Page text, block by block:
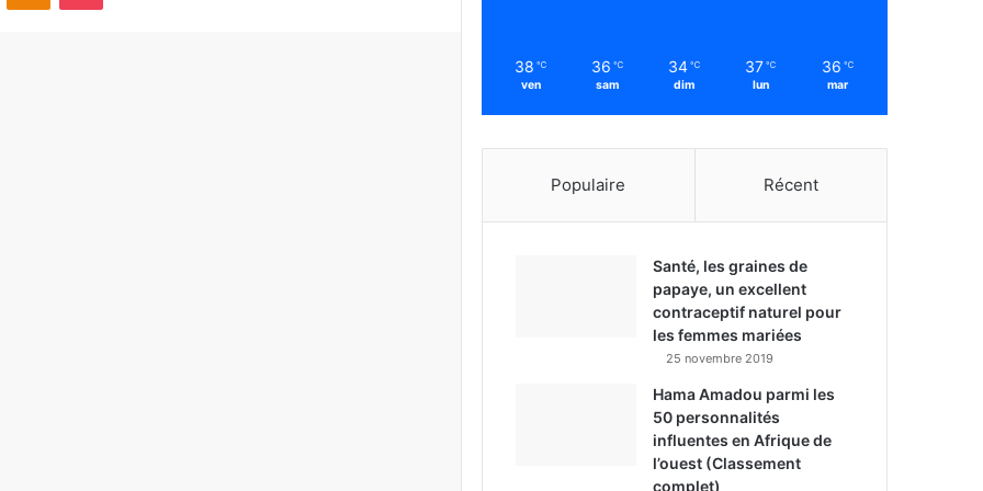
38 ℃
ven
36 ℃
sam
34 ℃
dim
37 ℃
lun
36 ℃
mar
Populaire Récent
Santé, les graines de
papaye, un excellent
contraceptif naturel pour
les femmes mariées
25 novembre 2019
Hama Amadou parmi les
50 personnalités
influentes en Afrique de
l’ouest (Classement
complet)